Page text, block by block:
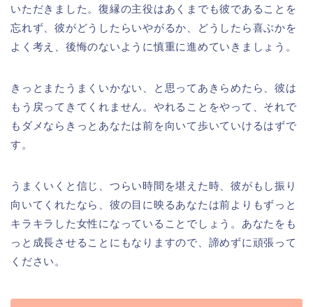
いただきました。復縁の主役はあくまでも彼であることを
忘れず、彼がどうしたらいやがるか、どうしたら喜ぶかを
よく考え、後悔のないように慎重に進めていきましょう。
きっとまたうまくいかない、と思ってあきらめたら、彼は
もう戻ってきてくれません。やれることをやって、それで
もダメならきっとあなたは前を向いて歩いていけるはずで
す。
うまくいくと信じ、つらい時間を堪えた時、彼がもし振り
向いてくれたなら、彼の目に映るあなたは前よりもずっと
キラキラした女性になっていることでしょう。あなたをも
っと成長させることにもなりますので、諦めずに頑張って
ください。